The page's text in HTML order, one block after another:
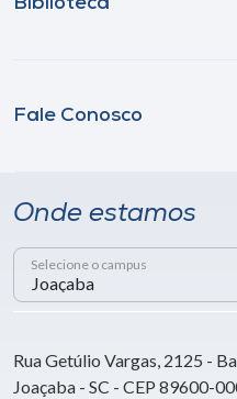
Fale Conosco
Onde estamos
Selecione o campus
Rua Getúlio Vargas, 2125 -
Joaçaba - SC - CEP 89600-